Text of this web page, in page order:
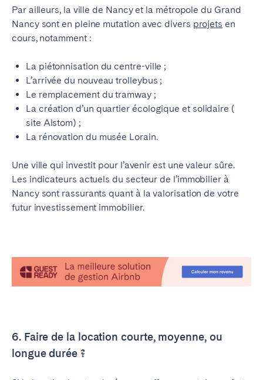
Par ailleurs, la ville de Nancy et la métropole du Grand
Nancy sont en pleine mutation avec divers projets en
cours, notamment :
La piétonnisation du centre-ville ;
L’arrivée du nouveau trolleybus ;
Le remplacement du tramway ;
La création d’un quartier écologique et solidaire (
site Alstom) ;
La rénovation du musée Lorain.
Une ville qui investit pour l’avenir est une valeur sûre.
Les indicateurs actuels du secteur de l’immobilier à
Nancy sont rassurants quant à la valorisation de votre
futur investissement immobilier.
6. Faire de la location courte, moyenne, ou
longue durée ?